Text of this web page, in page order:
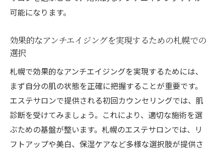
札幌で注目されるエステ施術の具体的な方
エステでのアンチエイジング効果を高める
エステでのカウンセリングが重要！札幌で自分
に合った施術を見つけるコツ
札幌のエステでのカウンセリングがもたら
す安心感
自分に合ったアンチエイジング施術を札幌
で見つける秘訣
可能になります。
効果的なアンチエイジングを実現するための札幌での
選択
札幌で効果的なアンチエイジングを実現するためには、
まず自分の肌の状態を正確に把握することが重要です。
エステサロンで提供される初回カウンセリングでは、肌
診断を受けてみましょう。これにより、適切な施術を選
ぶための基盤が整います。札幌のエステサロンでは、リ
フトアップや美白、保湿ケアなど多様な選択肢が提供さ